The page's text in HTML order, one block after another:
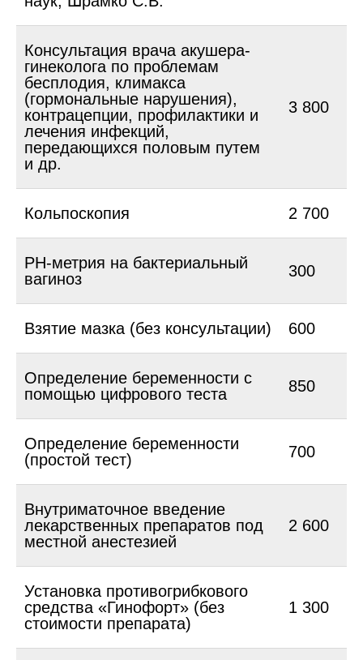
Консультация врача акушера-
гинеколога по проблемам
бесплодия, климакса
(гормональные нарушения),
контрацепции, профилактики и
лечения инфекций,
передающихся половым путем
и др.
3 800
Кольпоскопия 2 700
РН-метрия на бактериальный
вагиноз
300
Взятие мазка (без консультации) 600
Определение беременности с
помощью цифрового теста
850
Определение беременности
(простой тест)
700
Внутриматочное введение
лекарственных препаратов под
местной анестезией
2 600
Установка противогрибкового
средства «Гинофорт» (без
стоимости препарата)
1 300